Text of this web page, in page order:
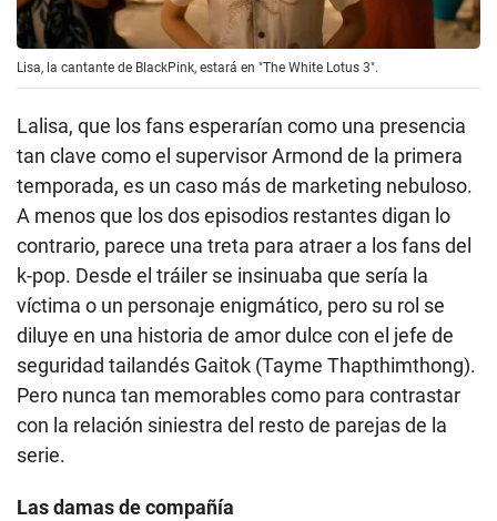
Lisa, la cantante de BlackPink, estará en "The White Lotus 3".
Lalisa, que los fans esperarían como una presencia
tan clave como el supervisor Armond de la primera
temporada, es un caso más de marketing nebuloso.
A menos que los dos episodios restantes digan lo
contrario, parece una treta para atraer a los fans del
k-pop. Desde el tráiler se insinuaba que sería la
víctima o un personaje enigmático, pero su rol se
diluye en una historia de amor dulce con el jefe de
seguridad tailandés Gaitok (Tayme Thapthimthong).
Pero nunca tan memorables como para contrastar
con la relación siniestra del resto de parejas de la
serie.
Las damas de compañía